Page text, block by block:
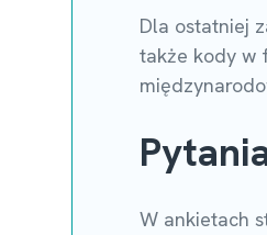
Dla ostatniej
także kody w
W ankietach